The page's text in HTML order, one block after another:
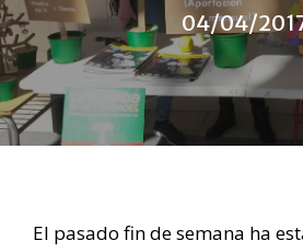
04/04/
El pasado fin de semana ha